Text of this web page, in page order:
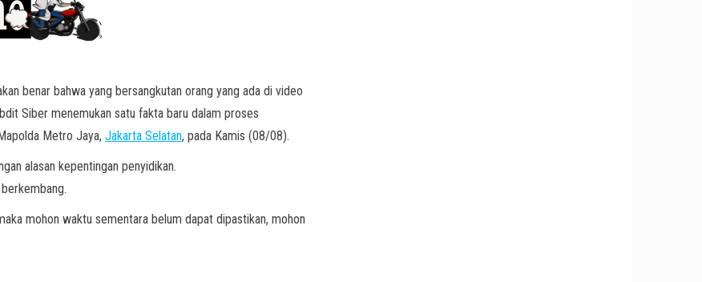
benar bahwa yang bersangkutan orang yang ada di video
Siber menemukan satu fakta baru dalam proses
Metro Jaya, Jakarta Selatan, pada Kamis (08/08).
alasan kepentingan penyidikan.
mohon waktu sementara belum dapat dipastikan, mohon